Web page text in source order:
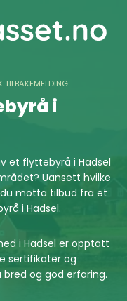
TILBAKEMELDING
i
et flyttebyrå i Hadsel
Uansett hvilke
du motta tilbud fra et
i Hadsel.
i Hadsel er opptatt
sertifikater og
og god erfaring.